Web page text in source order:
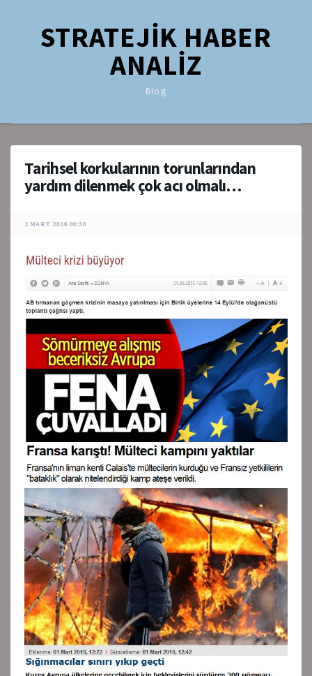
STRATEJİK HABER
ANALİZ
Blog
Tarihsel korkularının torunlarından
yardım dilenmek çok acı olmalı…
2 MART 2016 00:30